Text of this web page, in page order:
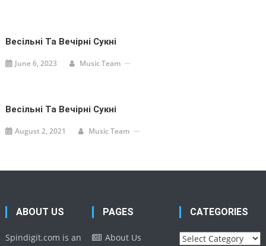
Весільні Та Вечірні Сукні
June 6, 2023 Music Team
Весільні Та Вечірні Сукні
August 2, 2021 Music Team
ABOUT US
Spindigit.com is an
PAGES
About Us
CATEGORIES
Categories